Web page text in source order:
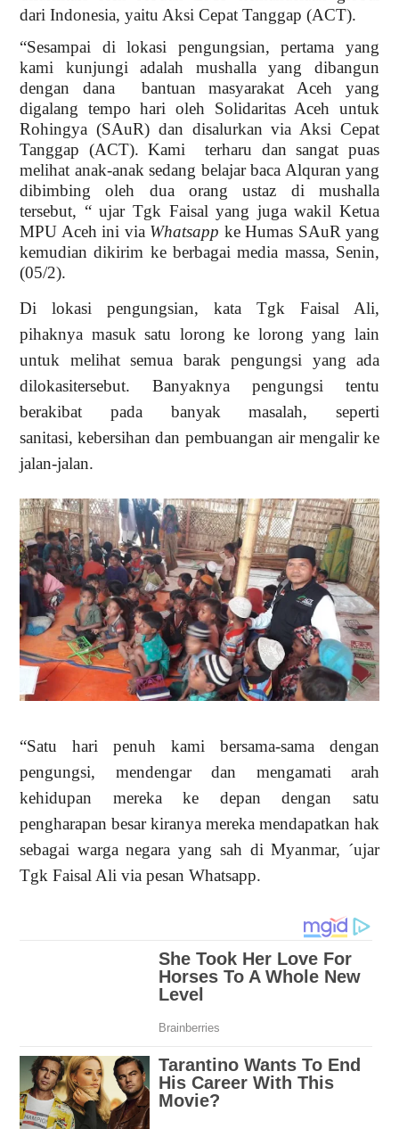
dari Indonesia, yaitu Aksi Cepat Tanggap (ACT).
“Sesampai di lokasi pengungsian, pertama yang
kami kunjungi adalah mushalla yang dibangun
dengan dana bantuan masyarakat Aceh yang
digalang tempo hari oleh Solidaritas Aceh untuk
Rohingya (SAuR) dan disalurkan via Aksi Cepat
Tanggap (ACT). Kami terharu dan sangat puas
melihat anak-anak sedang belajar baca Alquran yang
dibimbing oleh dua orang ustaz di mushalla
tersebut, “ ujar Tgk Faisal yang juga wakil Ketua
MPU Aceh ini via Whatsapp ke Humas SAuR yang
kemudian dikirim ke berbagai media massa, Senin,
(05/2).
Di lokasi pengungsian, kata Tgk Faisal Ali,
pihaknya masuk satu lorong ke lorong yang lain
untuk melihat semua barak pengungsi yang ada
dilokasitersebut.
Banyaknya pengungsi tentu
berakibat pada banyak masalah,
seperti
sanitasi, kebersihan dan pembuangan air mengalir ke
jalan-jalan.
“Satu hari penuh kami bersama-sama dengan
pengungsi,
mendengar dan mengamati arah
kehidupan mereka ke
depandengan satu
pengharapan besar kiranya mereka mendapatkan hak
sebagai warga negara yang sah di Myanmar, ´ujar
Tgk Faisal Ali via pesan Whatsapp.